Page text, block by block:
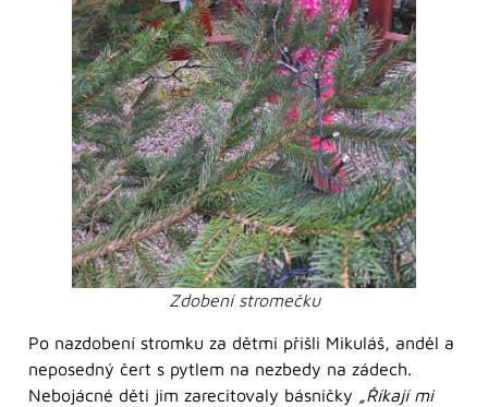
Zdobení stromečku
Po nazdobení stromku za dětmi přišli Mikuláš, anděl a
neposedný čert s pytlem na nezbedy na zádech.
Nebojácné děti jim zarecitovaly básničky „Říkají mi